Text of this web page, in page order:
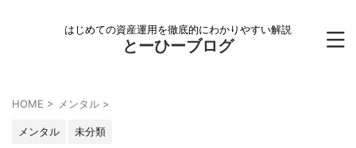
はじめての資産運用を徹底的にわかりやすい解説
とーひーブログ
HOME > メンタル >
メンタル 未分類